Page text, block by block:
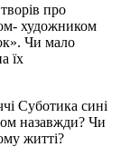
про
художником
Чи мало
їх
Суботика сині
назавжди? Чи
житті?